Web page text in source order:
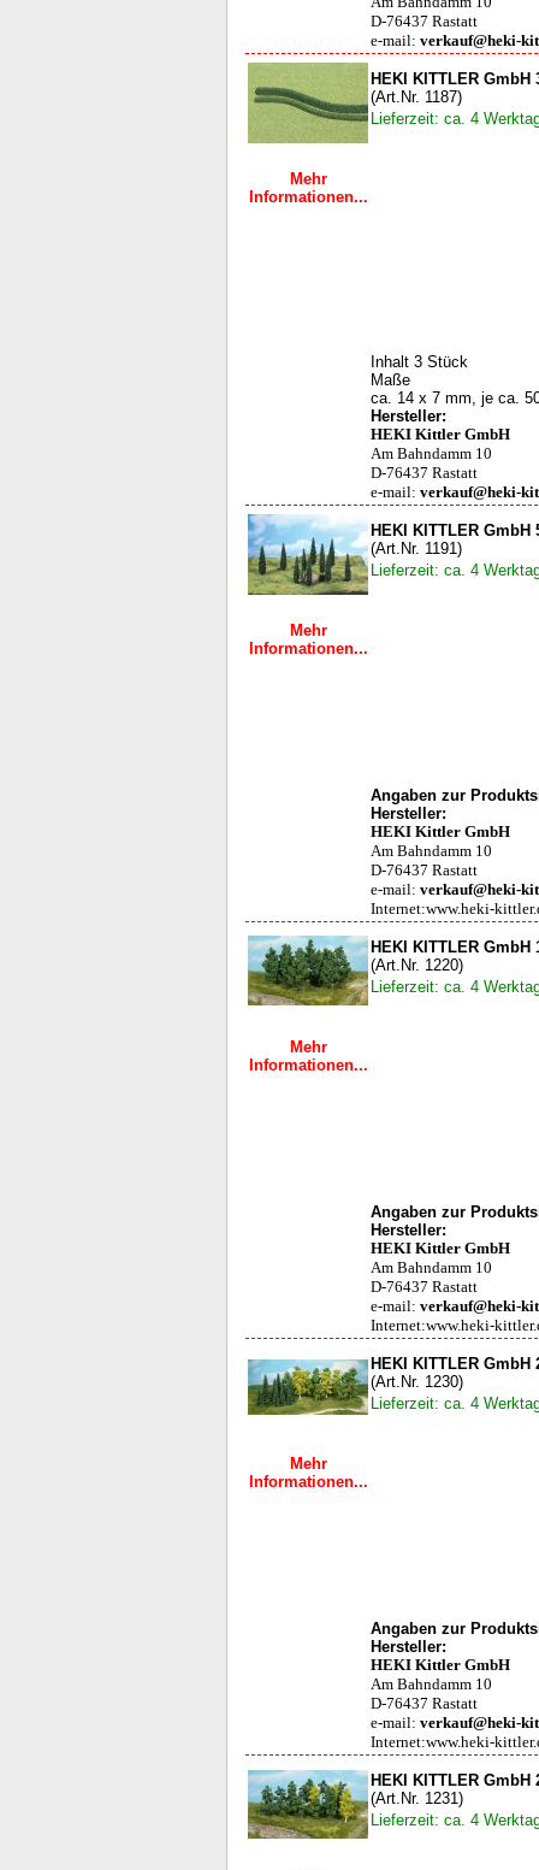
D-76437 Rastatt
e-mail: verkauf@heki-
Mehr
Informationen...
HEKI KITTLER
(Art.Nr. 1187)
Lieferzeit: ca. 4
Inhalt 3 Stück
Maße
ca. 14 x 7 mm, je ca.
Hersteller:
HEKI Kittler GmbH
Am Bahndamm 10
D-76437 Rastatt
e-mail: verkauf@heki-
Mehr
Informationen...
HEKI KITTLER GmbH
(Art.Nr. 1191)
Lieferzeit: ca. 4
Angaben zur
Hersteller:
HEKI Kittler GmbH
Am Bahndamm 10
D-76437 Rastatt
e-mail: verkauf@heki-
Internet:www.heki-
Mehr
Informationen...
HEKI KITTLER
(Art.Nr. 1220)
Lieferzeit: ca. 4
Angaben zur
Hersteller:
HEKI Kittler GmbH
Am Bahndamm 10
D-76437 Rastatt
e-mail: verkauf@heki-
Internet:www.heki-
Mehr
Informationen...
HEKI KITTLER
(Art.Nr. 1230)
Lieferzeit: ca. 4
Angaben zur
Hersteller:
HEKI Kittler GmbH
Am Bahndamm 10
D-76437 Rastatt
e-mail: verkauf@heki-
Internet:www.heki-
HEKI KITTLER
(Art.Nr. 1231)
Lieferzeit: ca. 4